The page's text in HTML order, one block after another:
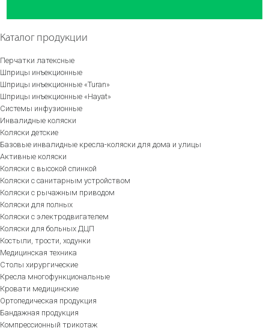
Каталог продукции
Перчатки латексные
Шприцы инъекционные
Шприцы инъекционные «Turan»
Шприцы инъекционные «Hayat»
Системы инфузионные
Инвалидные коляски
Коляски детские
Базовые инвалидные кресла-коляски для дома и улицы
Активные коляски
Коляски с высокой спинкой
Коляски с санитарным устройством
Коляски с рычажным приводом
Коляски для полных
Коляски с электродвигателем
Коляски для больных ДЦП
Костыли, трости, ходунки
Медицинская техника
Столы хирургические
Кресла многофункциональные
Кровати медицинские
Ортопедическая продукция
Бандажная продукция
Компрессионный трикотаж